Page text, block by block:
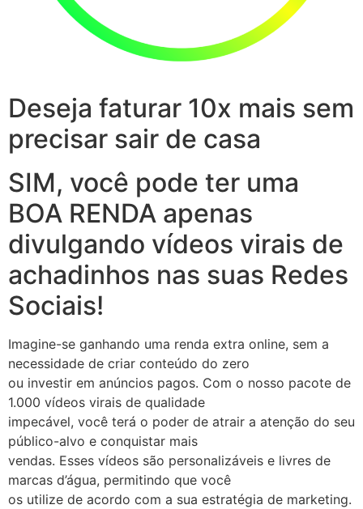
Deseja faturar 10x mais sem
precisar sair de casa
SIM, você pode ter uma
BOA RENDA apenas
divulgando vídeos virais de
achadinhos nas suas Redes
Sociais!
Imagine-se ganhando uma renda extra online, sem a
necessidade de criar conteúdo do zero
ou investir em anúncios pagos. Com o nosso pacote de
1.000 vídeos virais de qualidade
impecável, você terá o poder de atrair a atenção do seu
público-alvo e conquistar mais
vendas. Esses vídeos são personalizáveis e livres de
marcas d’água, permitindo que você
os utilize de acordo com a sua estratégia de marketing.